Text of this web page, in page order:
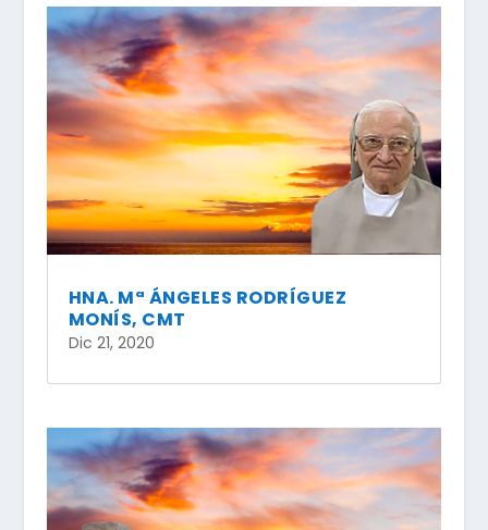
HNA. Mª ÁNGELES RODRÍGUEZ
MONÍS, CMT
Dic 21, 2020